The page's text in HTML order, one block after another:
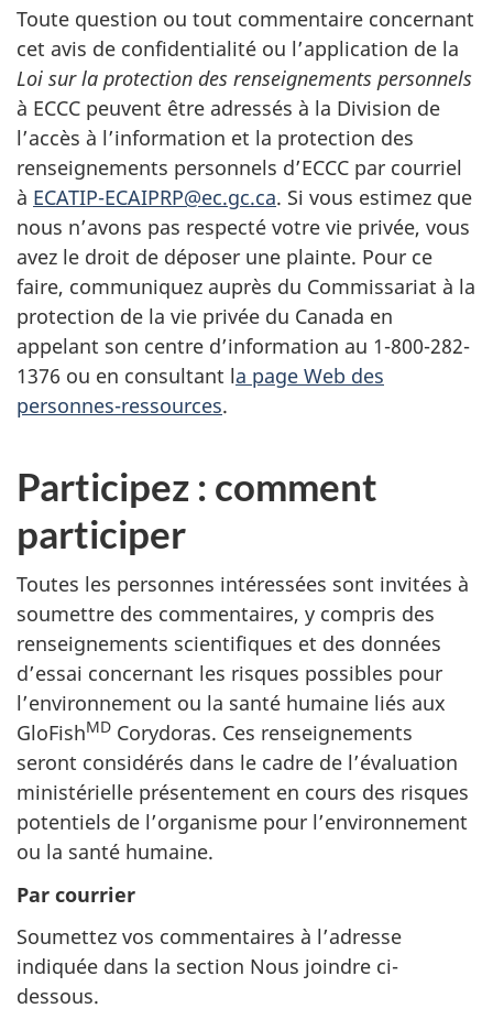
Toute question ou tout commentaire concernant
cet avis de confidentialité ou l’application de la
Loi sur la protection des renseignements personnels
à ECCC peuvent être adressés à la Division de
l’accès à l’information et la protection des
renseignements personnels d’ECCC par courriel
à ECATIP-ECAIPRP@ec.gc.ca. Si vous estimez que
nous n’avons pas respecté votre vie privée, vous
avez le droit de déposer une plainte. Pour ce
faire, communiquez auprès du Commissariat à la
protection de la vie privée du Canada en
appelant son centre d’information au 1-800-282-
1376 ou en consultant la page Web des
personnes-ressources.
Participez : comment
participer
Toutes les personnes intéressées sont invitées à
soumettre des commentaires, y compris des
renseignements scientifiques et des données
d’essai concernant les risques possibles pour
l’environnement ou la santé humaine liés aux
GloFishMD Corydoras. Ces renseignements
seront considérés dans le cadre de l’évaluation
ministérielle présentement en cours des risques
potentiels de l’organisme pour l’environnement
ou la santé humaine.
Par courrier
Soumettez vos commentaires à l’adresse
indiquée dans la section Nous joindre ci-
dessous.